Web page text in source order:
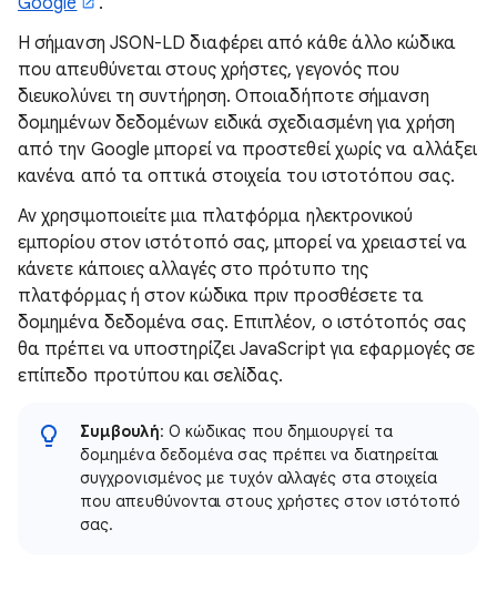
Η σήμανση JSON-LD διαφέρει από κάθε άλλο κώδικα
που απευθύνεται στους χρήστες, γεγονός που
διευκολύνει τη συντήρηση. Οποιαδήποτε σήμανση
δομημένων δεδομένων ειδικά σχεδιασμένη για χρήση
από την Google μπορεί να προστεθεί χωρίς να αλλάξει
κανένα από τα οπτικά στοιχεία του ιστοτόπου σας.
Αν χρησιμοποιείτε μια πλατφόρμα ηλεκτρονικού
εμπορίου στον ιστότοπό σας, μπορεί να χρειαστεί να
κάνετε κάποιες αλλαγές στο πρότυπο της
πλατφόρμας ή στον κώδικα πριν προσθέσετε τα
δομημένα δεδομένα σας. Επιπλέον, ο ιστότοπός σας
θα πρέπει να υποστηρίζει JavaScript για εφαρμογές σε
επίπεδο προτύπου και σελίδας.
Συμβουλή: Ο κώδικας που δημιουργεί τα
δομημένα δεδομένα σας πρέπει να διατηρείται
συγχρονισμένος με τυχόν αλλαγές στα στοιχεία
που απευθύνονται στους χρήστες στον ιστότοπό
σας.